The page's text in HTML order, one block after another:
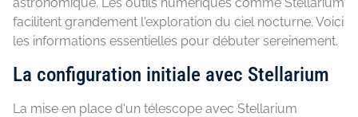
astronomique. Les outils numériques comme Stellarium
facilitent grandement l'exploration du ciel nocturne. Voici
les informations essentielles pour débuter sereinement.
La configuration initiale avec Stellarium
La mise en place d'un télescope avec Stellarium